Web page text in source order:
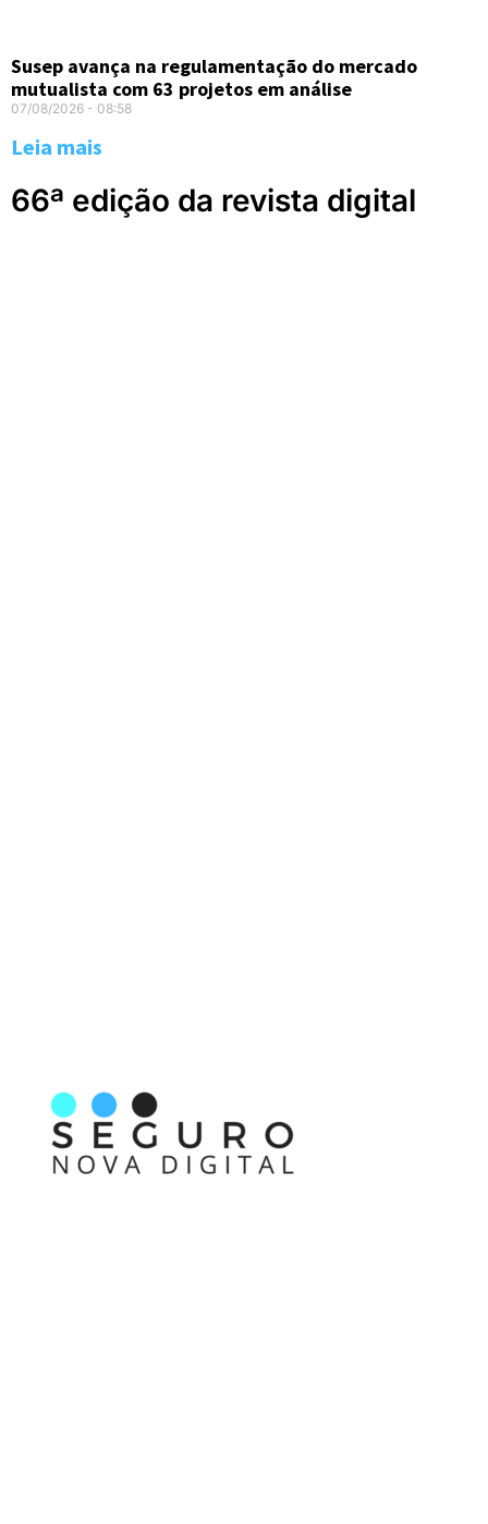
Susep avança na regulamentação do mercado
mutualista com 63 projetos em análise
07/08/2026 08:58
Leia mais
66ª edição da revista digital